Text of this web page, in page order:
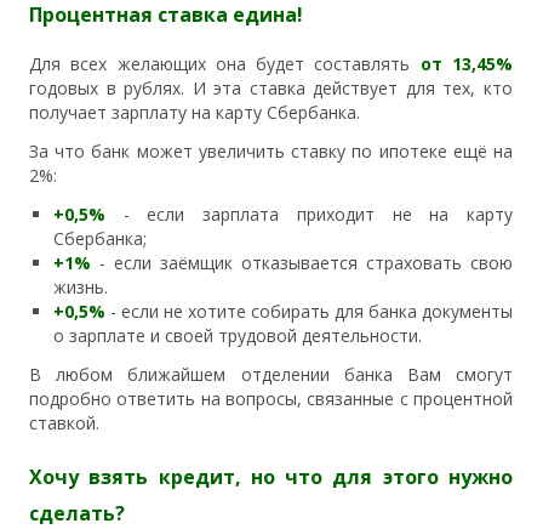
Процентная ставка едина!
Для всех желающих она будет составлять от 13,45%
годовых в рублях. И эта ставка действует для тех, кто
получает зарплату на карту Сбербанка.
За что банк может увеличить ставку по ипотеке ещё на
2%:
+0,5% - если зарплата приходит не на карту
Сбербанка;
+1% - если заёмщик отказывается страховать свою
жизнь.
+0,5% - если не хотите собирать для банка документы
о зарплате и своей трудовой деятельности.
В любом ближайшем отделении банка Вам смогут
подробно ответить на вопросы, связанные с процентной
ставкой.
Хочу взять кредит, но что для этого нужно
сделать?